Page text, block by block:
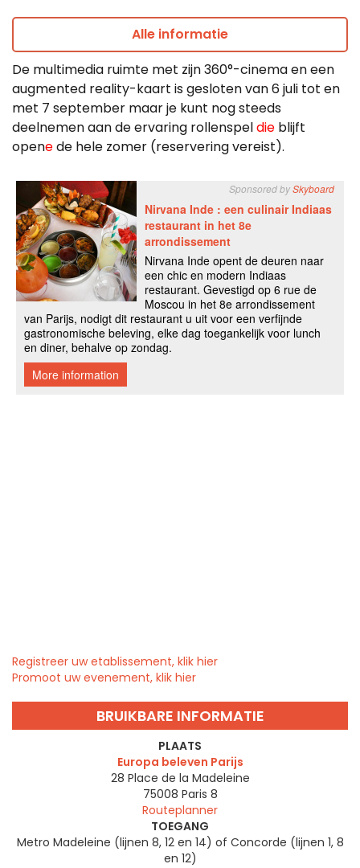
Alle informatie
De multimedia ruimte met zijn 360°-cinema en een
augmented reality-kaart is gesloten van 6 juli tot en
met 7 september maar je kunt nog steeds
deelnemen aan de ervaring rollenspeldie blijft
openede hele zomer (reservering vereist).
Registreer uw etablissement, klik hier
Promoot uw evenement, klik hier
BRUIKBARE INFORMATIE
PLAATS
Europa beleven Parijs
28 Place de la Madeleine
75008 Paris 8
Routeplanner
TOEGANG
Metro Madeleine (lijnen 8, 12 en 14) of Concorde (lijnen 1, 8
en 12)